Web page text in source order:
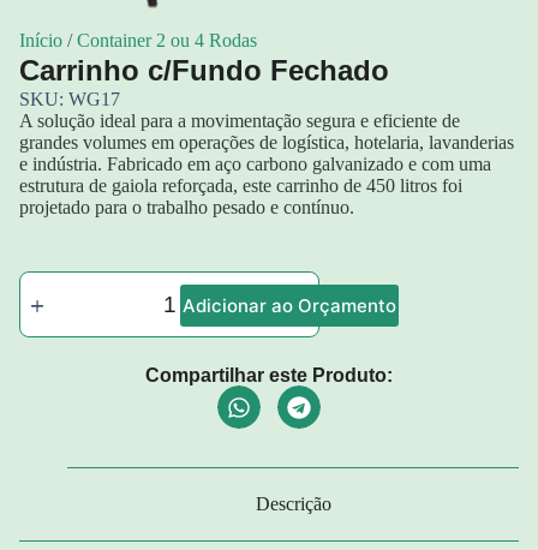
Início /Container 2 ou 4 Rodas
Carrinho c/Fundo Fechado
SKU: WG17
A solução ideal para a movimentação segura e eficiente de
grandes volumes em operações de logística, hotelaria, lavanderias
e indústria. Fabricado em aço carbono galvanizado e com uma
estrutura de gaiola reforçada, este carrinho de 450 litros foi
projetado para o trabalho pesado e contínuo.
Adicionar ao Orçamento
Compartilhar este Produto:
Descrição